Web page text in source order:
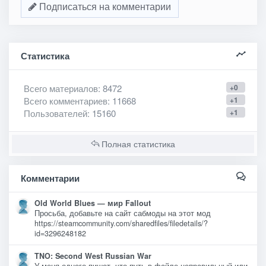
Подписаться на комментарии
Статистика
+0
Всего материалов: 8472
+1
Всего комментариев: 11668
+1
Пользователей: 15160
Полная статистика
Комментарии
Old World Blues — мир Fallout
Просьба, добавьте на сайт сабмоды на этот мод
https://steamcommunity.com/sharedfiles/filedetails/?
id=3296248182
TNO: Second West Russian War